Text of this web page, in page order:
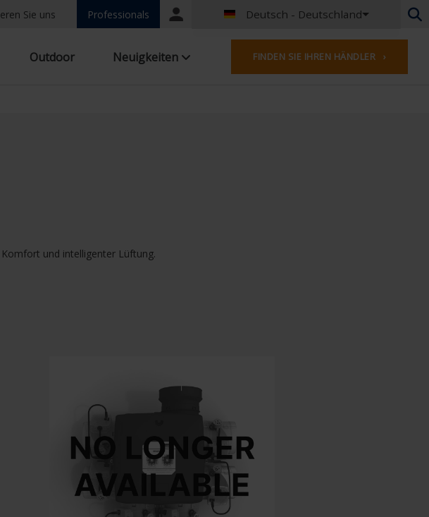
Sie uns Professionals
Portal
Deutsch - Deutschland
Niederländisch - Belgien
Französisch - Belgien
Niederländisch - Niederlande
Outdoor Neuigkeiten FINDEN SIE IHREN HÄNDLER ›
und intelligenter Lüftung.